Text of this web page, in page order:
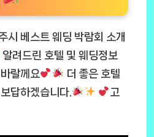
시 베스트 웨딩 박람회 소개
알려드린 호텔 및 웨딩정보
랄께요
더 좋은 호텔
답하겠습니다.
고